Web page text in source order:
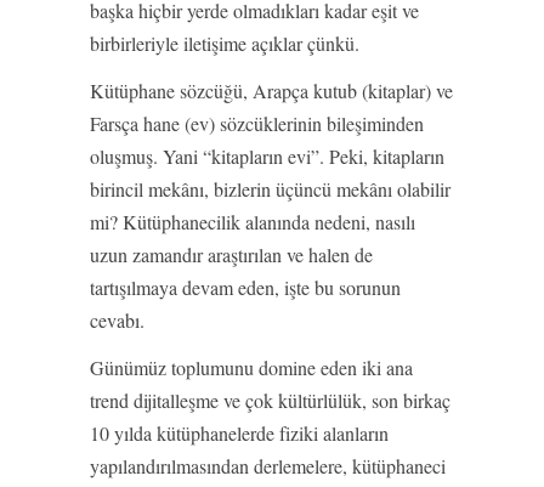
başka hiçbir yerde olmadıkları kadar eşit ve
birbirleriyle iletişime açıklar çünkü.
Kütüphane sözcüğü, Arapça kutub (kitaplar) ve
Farsça hane (ev) sözcüklerinin bileşiminden
oluşmuş. Yani “kitapların evi”. Peki, kitapların
birincil mekânı, bizlerin üçüncü mekânı olabilir
mi? Kütüphanecilik alanında nedeni, nasılı
uzun zamandır araştırılan ve halen de
tartışılmaya devam eden, işte bu sorunun
cevabı.
Günümüz toplumunu domine eden iki ana
trend dijitalleşme ve çok kültürlülük, son birkaç
10 yılda kütüphanelerde fiziki alanların
yapılandırılmasından derlemelere, kütüphaneci